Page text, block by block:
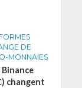
DE
MONNAIES
) changent